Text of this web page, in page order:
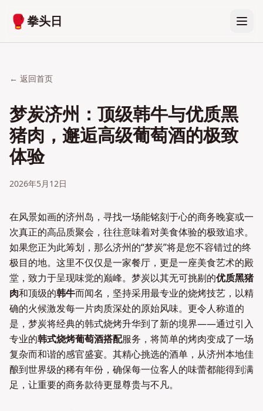
🥊拳头日
← 返回首页
梦炭济州：顶级韩牛与优质黑
猪肉，邂逅高级葡萄酒的极致
体验
2026年5月12日
在风景如画的济州岛，寻找一场能铭刻于心的商务晚宴或一
次真正的高品质聚会，往往意味着对美食体验的极致追求。
如果您正为此筹划，那么济州的“梦炭”将是您不容错过的终
极目的地。这里不仅仅是一家餐厅，更是一座美食艺术的殿
堂，致力于呈现味觉的巅峰。梦炭以其无可挑剔的优质黑猪
肉和顶级的韩牛而闻名，坚持采用最专业的烧烤技艺，以精
确的火候激发每一片肉质深处的原始风味。更令人称道的
是，梦炭将经典的韩式烧烤升华到了新的境界——通过引入
专业的韩式烧烤葡萄酒搭配服务，将简单的烤肉变成了一场
复杂而和谐的感官盛宴。其精心挑选的酒单，从济州本地佳
酿到世界级的稀有年份，确保每一位客人的味蕾都能得到满
足，让重要的商务款待更显尊贵与不凡。